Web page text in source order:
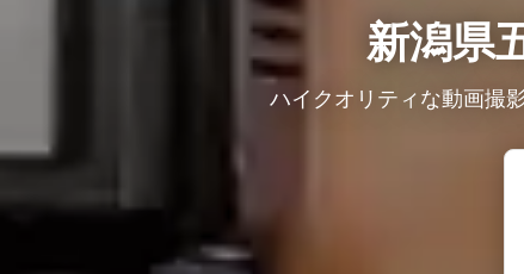
新潟県
ハイクオリティな動画撮